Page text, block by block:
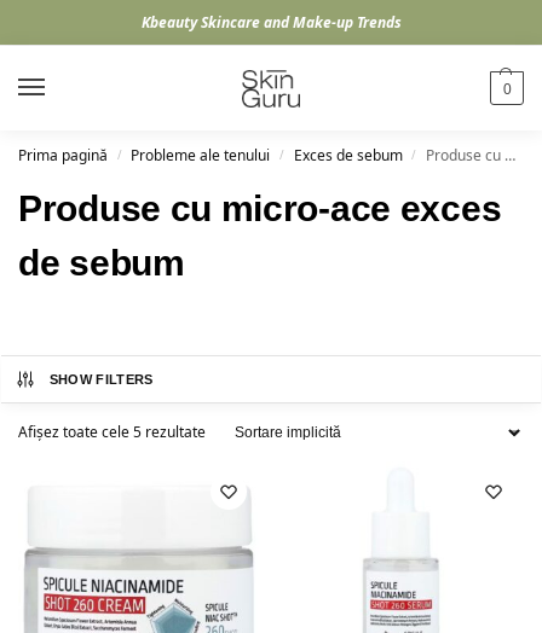
Kbeauty Skincare and Make-up Trends
0
Prima pagină / Probleme ale tenului / Exces de sebum / Produse cu micro-ace exces de sebum
Produse cu micro-ace exces
de sebum
SHOW FILTERS
Afișez toate cele 5 rezultate